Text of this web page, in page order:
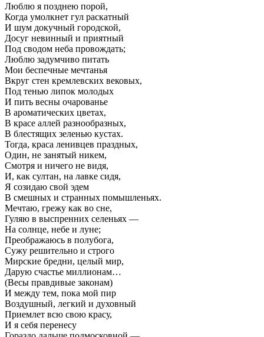
Люблю я позднею порой,
Когда умолкнет гул раскатный
И шум докучный городской,
Досуг невинный и приятный
Под сводом неба провождать;
Люблю задумчиво питать
Мои беспечные мечтанья
Вкруг стен кремлевских вековых,
Под тенью липок молодых
И пить весны очарованье
В ароматических цветах,
В красе аллей разнообразных,
В блестящих зеленью кустах.
Тогда, краса ленивцев праздных,
Один, не занятый никем,
Смотря и ничего не видя,
И, как султан, на лавке сидя,
Я созидаю свой эдем
В смешных и странных помышленьях.
Мечтаю, грежу как во сне,
Гуляю в выспренних селеньях —
На солнце, небе и луне;
Преображаюсь в полубога,
Сужу решительно и строго
Мирские бредни, целый мир,
Дарую счастье миллионам…
(Весы правдивые законам)
И между тем, пока мой пир
Воздушный, легкий и духовный
Приемлет всю свою красу,
И я себя перенесу